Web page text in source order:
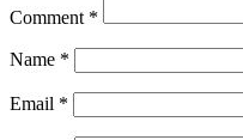
Comment *
Name *
Email *